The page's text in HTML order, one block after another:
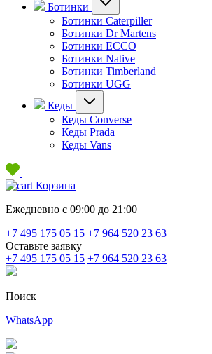
Ботинки
Ботинки Caterpiller
Ботинки Dr Martens
Ботинки ECCO
Ботинки Native
Ботинки Timberland
Ботинки UGG
Кеды
Кеды Converse
Кеды Prada
Кеды Vans
Корзина
Ежедневно с 09:00 до 21:00
+7 495 175 05 15 +7 964 520 23 63
Оставьте заявку
+7 495 175 05 15 +7 964 520 23 63
Поиск
WhatsApp